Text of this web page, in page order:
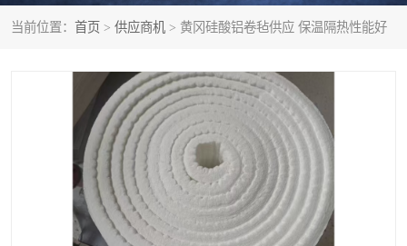
当前位置： 首页 > 供应商机 > 黄冈硅酸铝卷毡供应 保温隔热性能好
硅酸铝散棉 硅酸铝纤维毯
硅酸铝垫片 陶瓷纤维纸
硅酸铝纤维毡 硅酸铝模块
硅酸铝保温棉 硅酸铝板